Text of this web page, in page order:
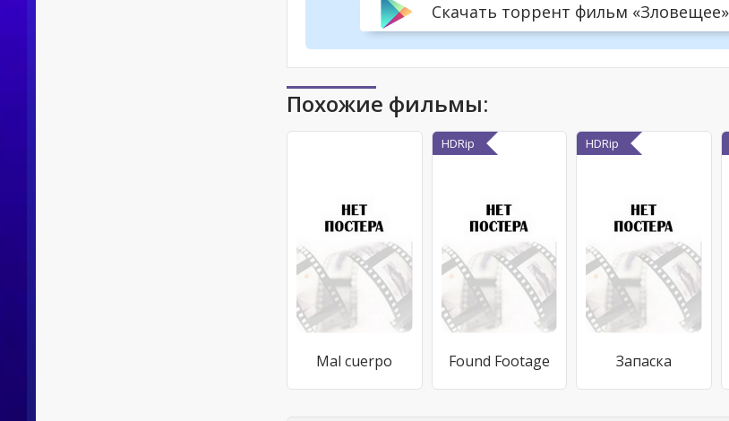
Скачать торрент фильм
Похожие фильмы:
Mal cuerpo
HDRip
Found Footage
HDRip
Запаска